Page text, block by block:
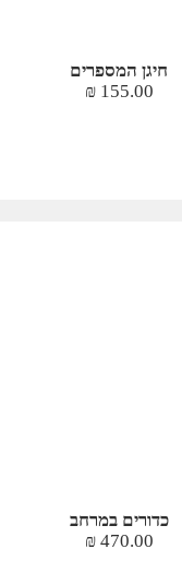
חיגן המספרים
155.00
₪
כדורים במרחב
470.00
₪